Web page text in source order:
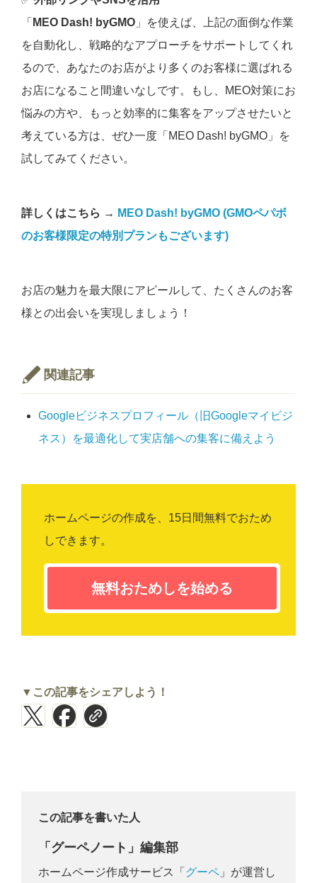
「 MEO Dash! byGMO 」を使えば、上記の面倒な作業
を自動化し、戦略的なアプローチをサポートしてくれ
るので、あなたのお店がより多くのお客様に選ばれる
お店になること間違いなしです。もし、MEO対策にお
悩みの方や、もっと効率的に集客をアップさせたいと
考えている方は、ぜひ一度「MEO Dash! byGMO」を
試してみてください。
詳しくはこちら → MEO Dash! byGMO (GMOペパボ
のお客様限定の特別プランもございます)
お店の魅力を最大限にアピールして、たくさんのお客
様との出会いを実現しましょう！
関連記事
Googleビジネスプロフィール（旧Googleマイビジ
ネス）を最適化して実店舗への集客に備えよう
ホームページの作成を、15日間無料でおため
しできます。
無料おためしを始める
▼この記事をシェアしよう！
この記事を書いた人
「グーペノート」編集部
ホームページ作成サービス「 グーペ 」が運営し